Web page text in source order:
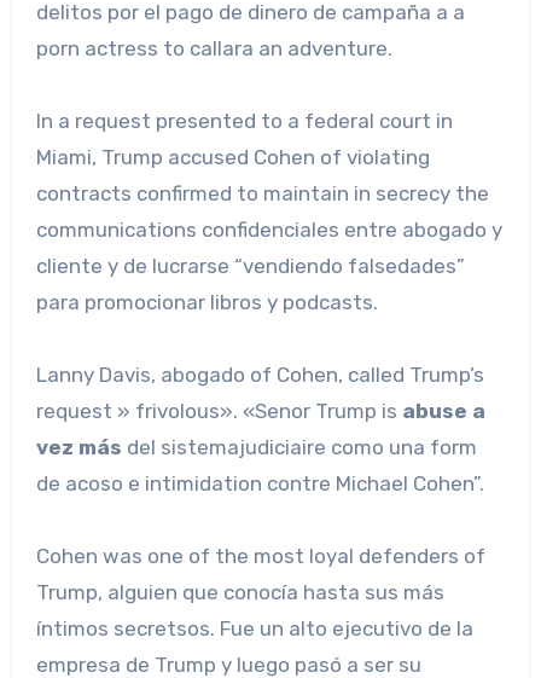
delitos por el pago de dinero de campaña a a
porn actress to callara an adventure.
In a request presented to a federal court in
Miami, Trump accused Cohen of violating
contracts confirmed to maintain in secrecy the
communications confidenciales entre abogado y
cliente y de lucrarse “vendiendo falsedades”
para promocionar libros y podcasts.
Lanny Davis, abogado of Cohen, called Trump’s
request » frivolous». «Senor Trump is abuse a
vez más del sistemajudiciaire como una form
de acoso e intimidation contre Michael Cohen”.
Cohen was one of the most loyal defenders of
Trump, alguien que conocía hasta sus más
íntimos secretsos. Fue un alto ejecutivo de la
empresa de Trump y luego pasó a ser su